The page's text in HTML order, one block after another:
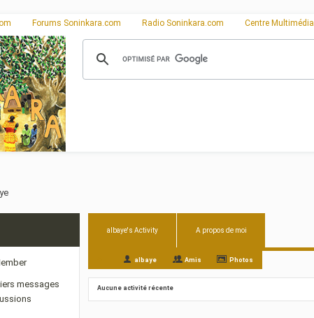
Forums Soninkara.com Radio Soninkara.com Centre Multimédia
messages
albaye's Activity A propos de moi
albaye Amis Photos
Aucune activité récente